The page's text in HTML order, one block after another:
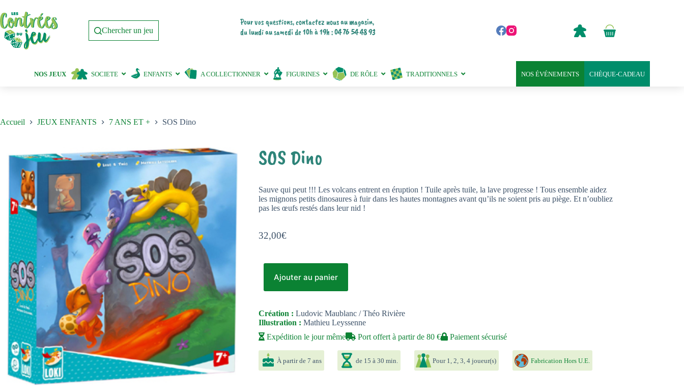
au
contenu
Chercher un jeu
Pour vos questions, contactez nous au magasin,
du lundi au samedi de 10h à 19h : 04 76 54 48 93
Panier
0,00
NOS JEUX SOCIETE ENFANTS A COLLECTIONNER FIGURINES DE RÔLE TRADITIONNELS CHÈQUE-CADEAU
NOS ÉVÉNEMENTS
Accueil JEUX ENFANTS 7 ANS ET + SOS Dino
SOS Dino
32,00€
Sauve qui peut !!! Les volcans entrent en éruption ! Tuile après tuile, la lave progresse ! Tous ensemble aidez
les mignons petits dinosaures à fuir dans les hautes montagnes avant qu’ils ne soient pris au piège. Et n’oubliez
pas les œufs restés dans leur nid !
Ajouter au panier
Expédition le jour même Port offert à partir de 80 € Paiement sécurisé
Création : Ludovic Maublanc / Théo Rivière
Illustration : Mathieu Leyssenne
À partir de 7 ans de 15 à 30 min. Pour 1, 2, 3, 4 joueur(s) Fabrication Hors U.E.